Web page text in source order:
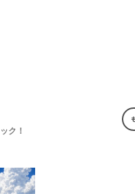
ク！